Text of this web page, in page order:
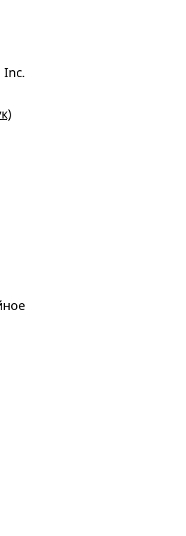
Inc.